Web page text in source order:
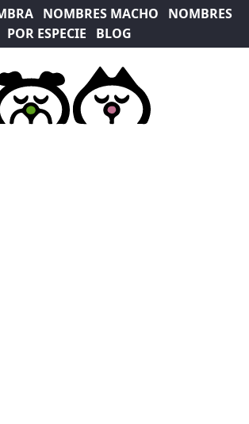
NOMBRES MACHO
NOMBRES
POR ESPECIE
BLOG